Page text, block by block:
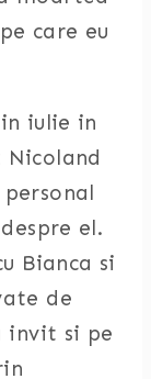
care eu
iulie in
Nicoland
el.
Bianca si
de
invit si pe